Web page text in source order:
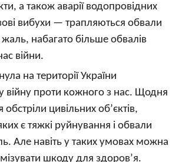
а також аварії водопровідних
вибухи — трапляються обвали
набагато більше обвалів
війни.
на території України
війну проти кожного з нас. Щодня
обстріли цивільних об’єктів,
є тяжкі руйнування і обвали
Але навіть у таких умовах можна
шкоду для здоров’я.